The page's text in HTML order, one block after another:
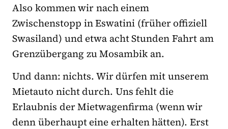
Also kommen wir nach einem
Zwischenstopp in Eswatini (früher offiziell
Swasiland) und etwa acht Stunden Fahrt am
Grenzübergang zu Mosambik an.
Und dann: nichts. Wir dürfen mit unserem
Mietauto nicht durch. Uns fehlt die
Erlaubnis der Mietwagenfirma (wenn wir
denn überhaupt eine erhalten hätten). Erst